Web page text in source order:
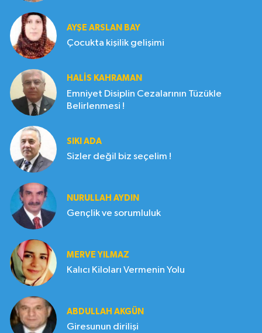
AYŞE ARSLAN BAY
Çocukta kişilik gelişimi
HALIS KAHRAMAN
Emniyet Disiplin Cezalarının Tüzükle
Belirlenmesi !
SIKI ADA
Sizler değil biz seçelim !
NURULLAH AYDIN
Gençlik ve sorumluluk
MERVE YILMAZ
Kalıcı Kiloları Vermenin Yolu
ABDULLAH AKGÜN
Giresunun dirilişi